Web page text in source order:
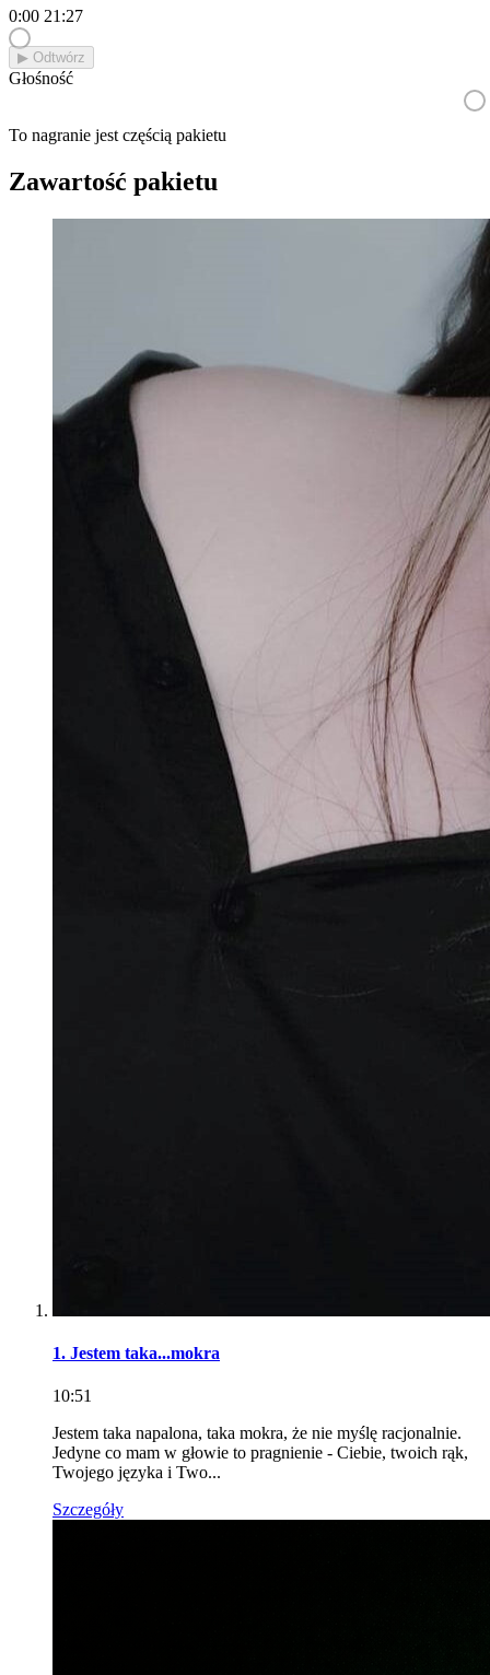
0:00 21:27
▶︎ Odtwórz
Głośność
To nagranie jest częścią pakietu
Zawartość pakietu
1. Jestem taka...mokra
10:51
Jestem taka napalona, taka mokra, że nie myślę racjonalnie.
Jedyne co mam w głowie to pragnienie - Ciebie, twoich rąk,
Twojego języka i Two...
Szczegóły